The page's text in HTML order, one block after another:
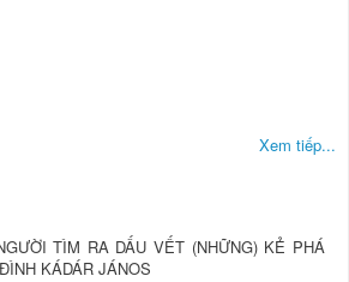
Xem tiếp...
TÌM RA DẤU VẾT (NHỮNG) KẺ PHÁ
KÁDÁR JÁNOS